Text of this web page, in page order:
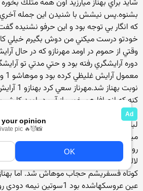
شايد براي بهناز ميارزيد اون همه متلك
بشنوه.پس نيشش با شنيدن اين جمله آخري
كه انگار بي توجه بود و اين حرفو نشنيده
خودتو درست ميكني من دوش بگيرم خيلي
وقتي از حموم در اومد مهرنازو كه در حال
دوره آرايشگري رفته بود و حتي مدتي تو
نوبت
كنه كه انصافا هم خوب از آب در اومد
سعي كرد با 1 مقدار مختصر جلو زلفي
لباس شد.مهرناز 1 دكلته سبز
رو.1صندل مشكي مدل رومي كه بنداش
لاك زده قرمز رنگشو بيشتر نشون ميداد به
كوتاه فسفريشم حجاب موهاش شد. اما بهناز
عين عروسكهاشده بود